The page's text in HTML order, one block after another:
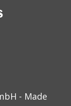
- Made